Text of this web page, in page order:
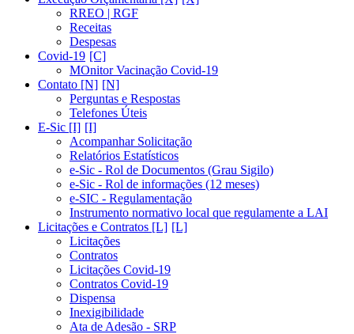
RREO | RGF
Receitas
Despesas
Covid-19
MOnitor Vacinação Covid-19
Contato [N]
Perguntas e Respostas
Telefones Úteis
E-Sic [I]
Acompanhar Solicitação
Relatórios Estatísticos
e-Sic - Rol de Documentos (Grau Sigilo)
e-Sic - Rol de informações (12 meses)
e-SIC - Regulamentação
Instrumento normativo local que regulamente a LAI
Licitações e Contratos [L]
Licitações
Contratos
Licitações Covid-19
Contratos Covid-19
Dispensa
Inexigibilidade
Ata de Adesão - SRP